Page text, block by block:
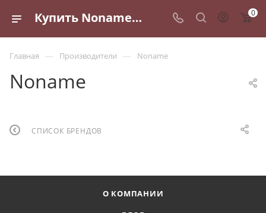
Купить Noname в Санкт-Петербурге | интернет магазин Маслофф 0
Главная — Производители — Noname
Noname
СПИСОК БРЕНДОВ
О КОМПАНИИ